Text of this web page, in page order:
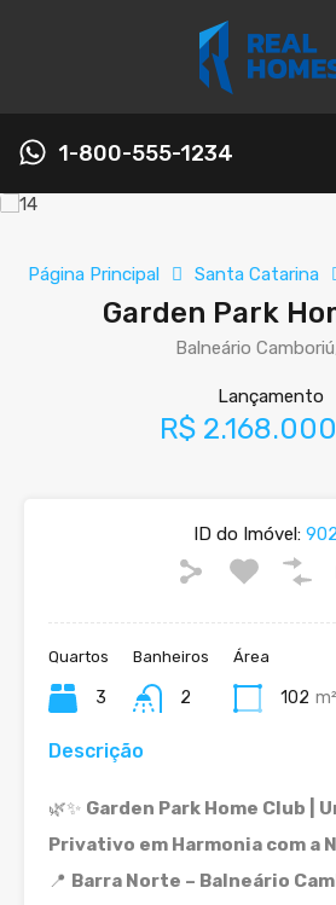
1-800-555-1234
Página Principal Santa Catarina
Garden Park
Balneário
Lançamento
R$
ID do Imóvel:
Quartos
3
Banheiros
2
Área
102 m²
Descrição
🌿✨ Garden Park Home Club |
Privativo em Harmonia com a
📍 Barra Norte – Balneário